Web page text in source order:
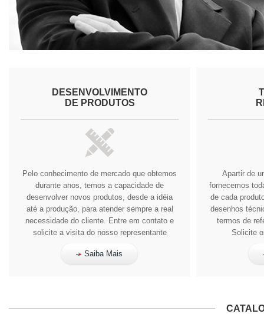
DESENVOLVIMENTO
DE PRODUTOS
Pelo conhecimento de mercado que obtemos
durante anos, temos a capacidade de
desenvolver novos produtos, desde a idéia
até a produção, para atender sempre a real
necessidade do cliente. Entre em contato e
solicite a visita do nosso representante
Saiba Mais
Apartir de
fornecemos
de cada
desenhos
termos de
Solicite